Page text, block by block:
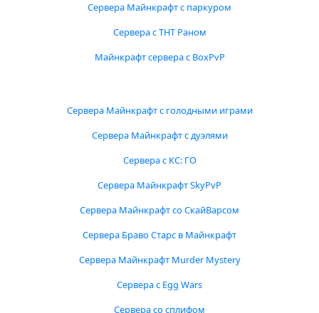
Сервера Майнкрафт с паркуром
Сервера с ТНТ Раном
Майнкрафт сервера с BoxPvP
Сервера Майнкрафт с голодными играми
Сервера Майнкрафт с дуэлями
Сервера с КС: ГО
Сервера Майнкрафт SkyPvP
Сервера Майнкрафт со СкайВарсом
Сервера Браво Старс в Майнкрафт
Сервера Майнкрафт Murder Mystery
Сервера с Egg Wars
Сервера со сплифом